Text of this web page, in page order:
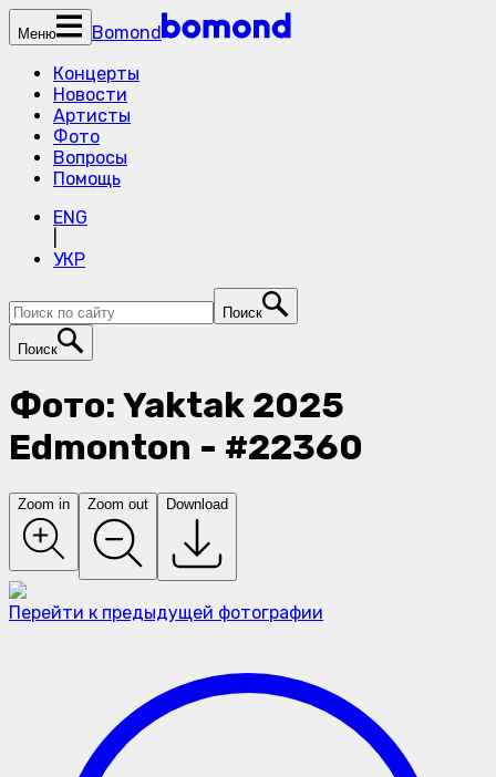
Меню
Bomond
Концерты
Новости
Артисты
Фото
Вопросы
Помощь
ENG
УКР
Поиск
Поиск
Фото: Yaktak 2025
Edmonton - #22360
Zoom in Zoom out Download
Перейти к предыдущей фотографии